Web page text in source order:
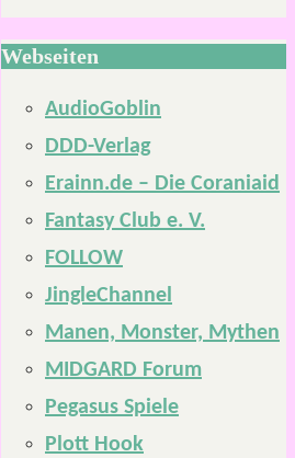
Webseiten
AudioGoblin
DDD-Verlag
Erainn.de – Die Coraniaid
Fantasy Club e. V.
FOLLOW
JingleChannel
Manen, Monster, Mythen
MIDGARD Forum
Pegasus Spiele
Plott Hook